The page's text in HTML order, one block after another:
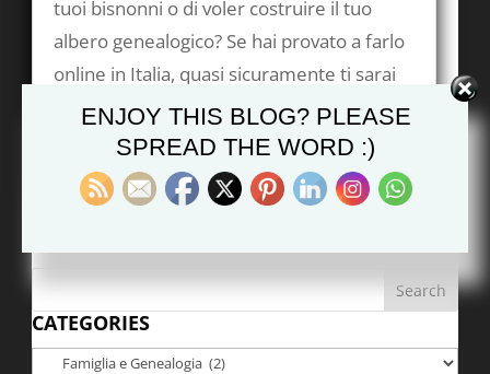
tuoi bisnonni o di voler costruire il tuo
albero genealogico? Se hai provato a farlo
online in Italia, quasi sicuramente ti sarai
imbattuto in FamilySearch, una delle
piattaforme di genealogia più grandi,
potenti e...
CATEGORIES
Categories
ENJOY THIS BLOG? PLEASE
SPREAD THE WORD :)